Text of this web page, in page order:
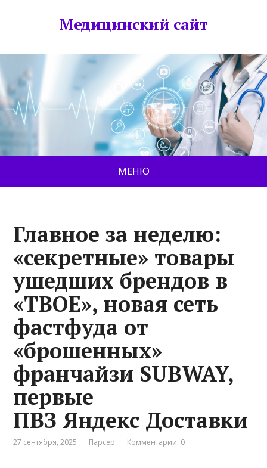
Медицинский сайт
МЕНЮ
Главное за неделю:
«секретные» товары
ушедших брендов в
«ТВОЕ», новая сеть
фастфуда от
«брошенных»
франчайзи SUBWAY,
первые
ПВЗ Яндекс Доставки
27 сентября, 2025 Парсер Комментарии: 0